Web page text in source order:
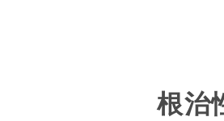
根治